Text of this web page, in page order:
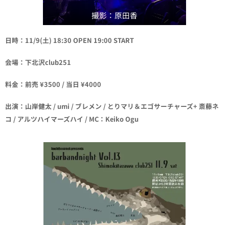
撮影：原田香
日時：11/9(土) 18:30 OPEN 19:00 START
会場：下北沢club251
料金：前売 ¥3500 / 当日 ¥4000
出演：山岸健太 / umi / ブレメン / とりマリ＆エゴサーチャーズ+ 斎藤ネ
コ / アルツハイマーズハイ / MC：Keiko Ogu